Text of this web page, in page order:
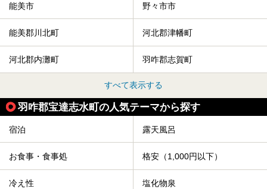
能美市 野々市市
能美郡川北町 河北郡津幡町
河北郡内灘町 羽咋郡志賀町
すべて表示する
羽咋郡宝達志水町の人気テーマから探す
宿泊 露天風呂
お食事・食事処 格安（1,000円以下）
冷え性 塩化物泉